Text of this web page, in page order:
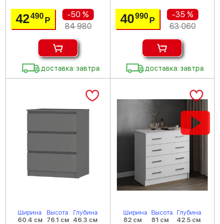
42490Р
-50 %
84 980
доставка: завтра
40990 Р
-35 %
63 060
доставка: завтра
Ширина
60.4 см
Высота
76.1 см
Глубина
46.3 см
Ширина
82 см
Высота
81 см
Глубина
42.5 см